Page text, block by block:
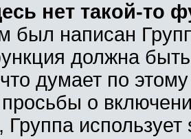
нет такой-то
был написан
должна
думает по
о
Группа